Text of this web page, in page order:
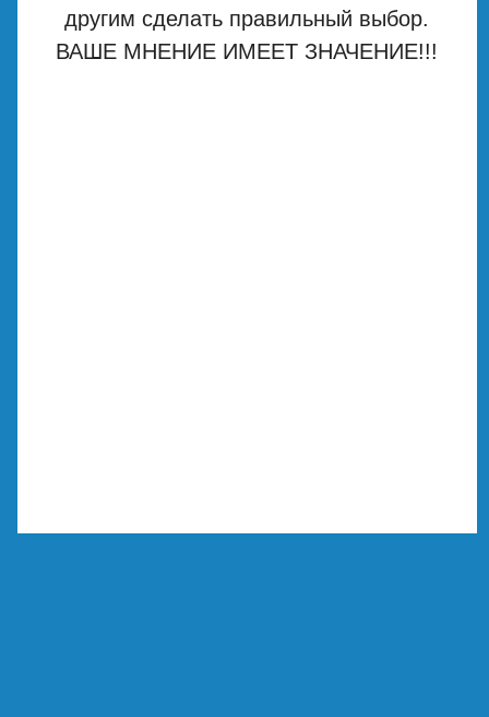
другим сделать правильный выбор.
ВАШЕ МНЕНИЕ ИМЕЕТ ЗНАЧЕНИЕ!!!